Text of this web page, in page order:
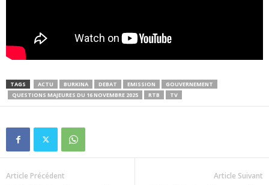
TAGS ACTU BURKINA DEBAT EMISSION
GOUVERNEMENT
QUESTIONS MAJEURES DU 16 NOVEMBRE 2025
RTB TV
Article Précédent Article Suivant